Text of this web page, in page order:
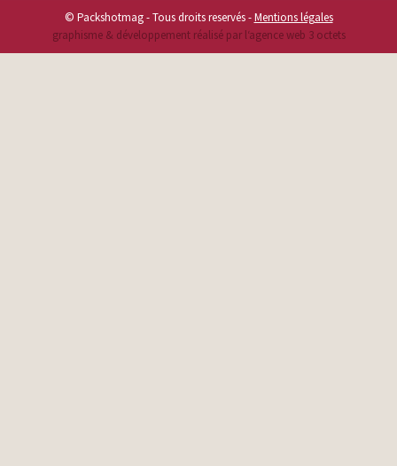
© Packshotmag - Tous droits reservés -Mentions légales
graphisme & développement réalisé par l‘agence web 3 octets